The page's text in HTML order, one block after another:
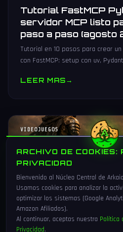
Tutorial FastMCP
servidor MCP listo
paso a paso (agosto
Tutorial en 10 pasos para crear
con FastMCP: setup con uv,
LEER MAS→
VIDEOJUEGOS
ARCHIVO DE COOKIES:
PRIVACIDAD
Bienvenido al Núcleo Central de
Usamos cookies para analizar la
optimizar los sistemas (Google
Amazon Afiliados).
Al continuar, aceptas nuestra Política
Privacidad.